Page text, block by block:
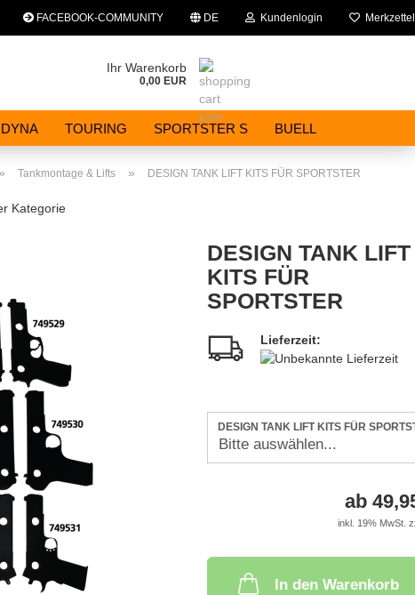
FACEBOOK-COMMUNITY DE Kundenlogin Merkzettel
Ihr Warenkorb
0,00 EUR
DYNA TOURING SPORTSTER S BUELL
» Tankmontage & Lifts » DESIGN TANK LIFT KITS FÜR SPORTSTER
Kategorie
DESIGN TANK LIFT
KITS FÜR
SPORTSTER
Lieferzeit:
DESIGN TANK LIFT KITS FÜR
ab
inkl. 19% MwSt.
In den Warenkorb